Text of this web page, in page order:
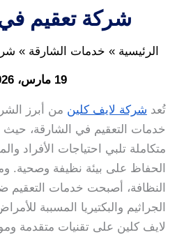
شركة تعقيم
الرئيسية خدمات الشارقة
19 مارس، 2026
تُعد شركة لايف كلين من أبرز
خدمات التعقيم في الشارقة،
متكاملة تلبي احتياجات الأفراد
الحفاظ على بيئة نظيفة وصحية.
النظافة، أصبحت خدمات التعقيم
الجراثيم والبكتيريا المسببة
لايف كلين على تقنيات متقدمة